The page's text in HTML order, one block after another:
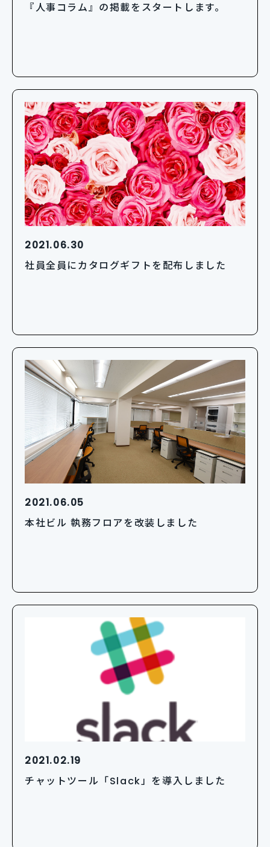
『人事コラム』の掲載をスタートします。
2021.06.30
社員全員にカタログギフトを配布しました
2021.06.05
本社ビル 執務フロアを改装しました
2021.02.19
チャットツール「Slack」を導入しました